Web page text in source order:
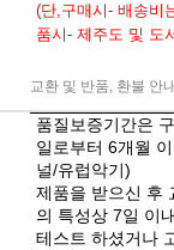
(단,구매시- 배송비
품시- 제주도 및 도
교환 및 반품, 환불 안내
품질보증기간은
일로부터 6개월
널/유럽악기)
제품을 받으신 후
의 특성상 7일 이
테스트 하셨거나